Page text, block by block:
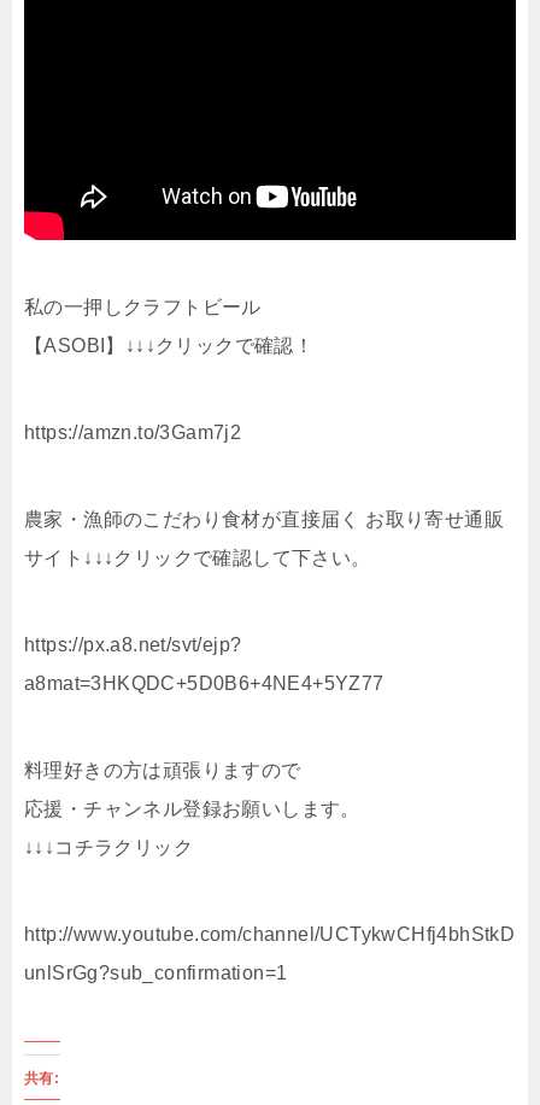
私の一押しクラフトビール
【ASOBI】↓↓↓クリックで確認！
https://amzn.to/3Gam7j2
農家・漁師のこだわり食材が直接届く お取り寄せ通販
サイト↓↓↓クリックで確認して下さい。
https://px.a8.net/svt/ejp?
a8mat=3HKQDC+5D0B6+4NE4+5YZ77
料理好きの方は頑張りますので
応援・チャンネル登録お願いします。
↓↓↓コチラクリック
http://www.youtube.com/channel/UCTykwCHfj4bhStkD
unlSrGg?sub_confirmation=1
共有: